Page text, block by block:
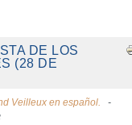
DE LOS
(28 DE
Veilleux en español.